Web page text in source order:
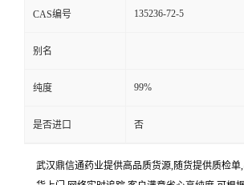
CAS编号 135236-72-5
别名
纯度 99%
是否进口 否
武汉鼎信通药业提供高品质货源,随货提供质检